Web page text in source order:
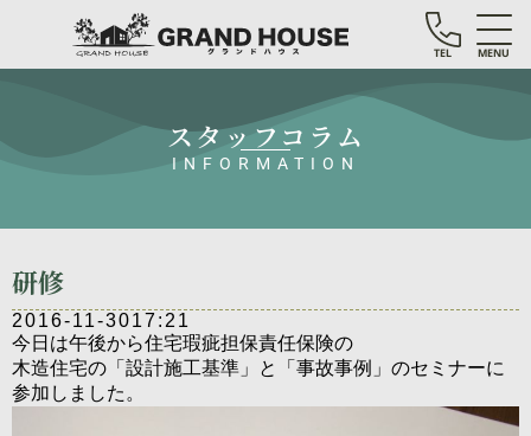
TEL MENU
スタッフコラム
INFORMATION
研修
2016-11-3017:21
今日は午後から住宅瑕疵担保責任保険の
木造住宅の「設計施工基準」と「事故事例」のセミナーに
参加しました。